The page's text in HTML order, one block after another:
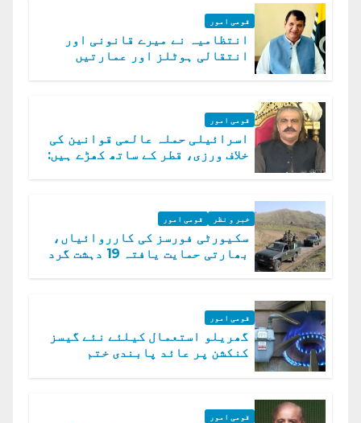
قومی امور
انتظامیہ نے میرے قانونی اور
انتقالی ہوٹلز اور عمارتیں
قومی امور
اسرائیلی حملہ عالمی قوانین کی
خلاف ورزی، قطر کے ساتھ کھڑے ہیں:
خبر و نظر قومی امور
سکیورٹی فورسز کی کارروائیاں،
بھارتی حمایت یافتہ 19 دہشت گرد
قومی امور
گھریلو استعمال کیلئے نئے گیسز
کنکشن پر عائد پابندی ختم
قومی امور